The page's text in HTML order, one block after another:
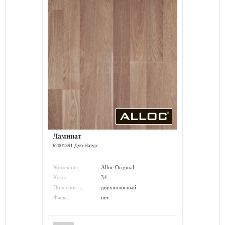
Ламинат
62001391 Дуб Натур
Коллекция:
Alloc Original
Класс
износостойкости:
34
Полосность:
двухполосный
Фаска:
нет